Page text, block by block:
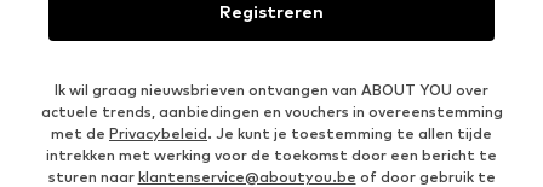
Registreren
Ik wil graag nieuwsbrieven ontvangen van ABOUT YOU over
actuele trends, aanbiedingen en vouchers in overeenstemming
met de Privacybeleid. Je kunt je toestemming te allen tijde
intrekken met werking voor de toekomst door een bericht te
sturen naar klantenservice@aboutyou.be of door gebruik te